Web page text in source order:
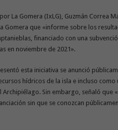
La Gomera (IxLG), Guzmán Correa
Gomera que «informe sobre los
financiado con una
en noviembre de 2021».
esta iniciativa se anunció
hídricos de la isla e incluso como
Sin embargo, señaló que
sin que se conozcan